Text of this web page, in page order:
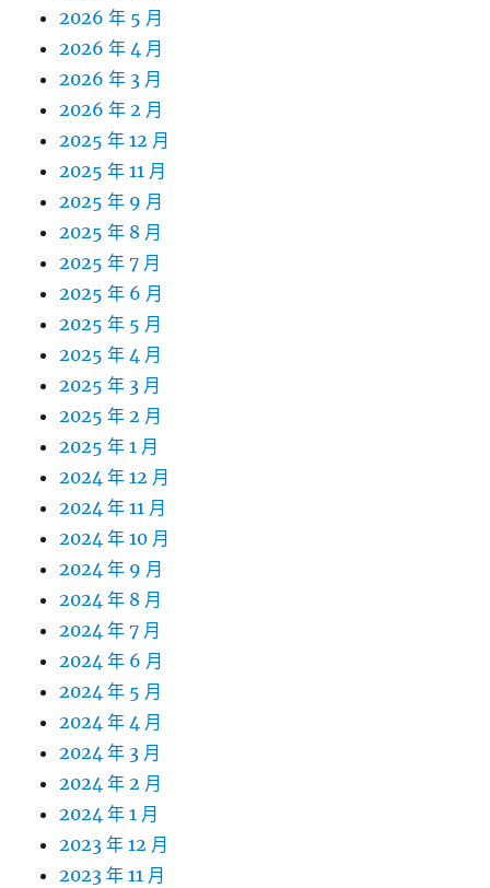
2026 年 5 月
2026 年 4 月
2026 年 3 月
2026 年 2 月
2025 年 12 月
2025 年 11 月
2025 年 9 月
2025 年 8 月
2025 年 7 月
2025 年 6 月
2025 年 5 月
2025 年 4 月
2025 年 3 月
2025 年 2 月
2025 年 1 月
2024 年 12 月
2024 年 11 月
2024 年 10 月
2024 年 9 月
2024 年 8 月
2024 年 7 月
2024 年 6 月
2024 年 5 月
2024 年 4 月
2024 年 3 月
2024 年 2 月
2024 年 1 月
2023 年 12 月
2023 年 11 月